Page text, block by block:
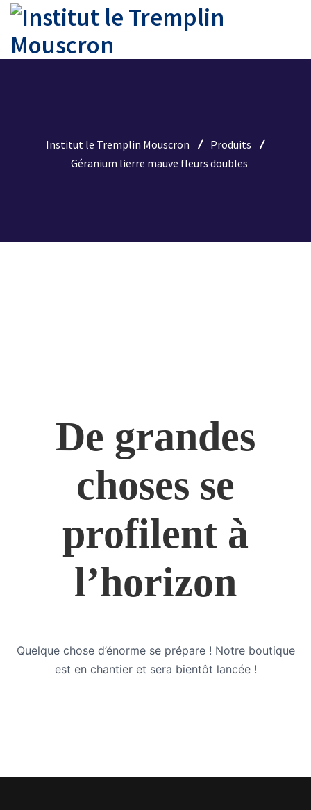
Institut le Tremplin Mouscron
Produits
Géranium lierre mauve fleurs doubles
De grandes
choses se
profilent à
l’horizon
Quelque chose d’énorme se prépare ! Notre boutique
est en chantier et sera bientôt lancée !